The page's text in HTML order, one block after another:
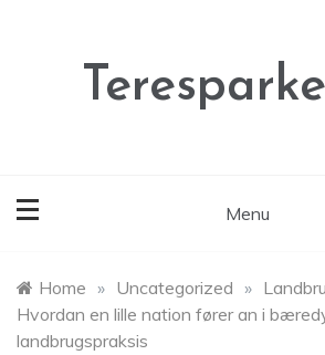
Menu
Home » Uncategorized »
Hvordan en lille nation fører an i
landbrugspraksis